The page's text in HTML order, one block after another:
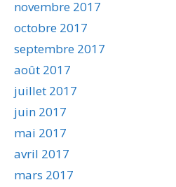
novembre 2017
octobre 2017
septembre 2017
août 2017
juillet 2017
juin 2017
mai 2017
avril 2017
mars 2017